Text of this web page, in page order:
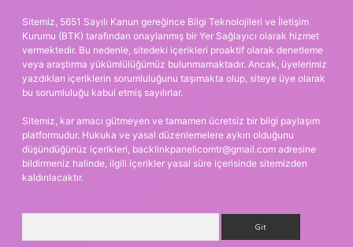
Sitemiz, 5651 Sayılı Kanun gereğince Bilgi Teknolojileri ve İletişim
Kurumu (BTK) tarafından onaylanmış bir Yer Sağlayıcı olarak hizmet
vermektedir. Bu nedenle, sitedeki içerikleri proaktif olarak denetleme
veya araştırma yükümlülüğümüz bulunmamaktadır. Ancak, üyelerimiz
yazdıkları içeriklerin sorumluluğunu taşımakta olup, siteye üye olarak
bu sorumluluğu kabul etmiş sayılırlar.
Sitemiz, kar amacı gütmeyen ve tamamen ücretsiz bir bilgi paylaşım
platformudur. Hukuka ve yasal düzenlemelere aykırı olduğunu
düşündüğünüz içerikleri, backlinkpanelicomtr@gmail.com adresine
bildirmeniz halinde, ilgili içerikler yasal süre içerisinde sitemizden
kaldırılacaktır.